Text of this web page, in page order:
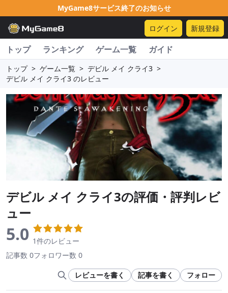
MyGame8サービス終了のお知らせ
ログイン 新規登録
トップ ランキング ゲーム一覧 ガイド
トップ > ゲーム一覧 > デビル メイ クライ3 >
デビル メイ クライ3 のレビュー
デビル メイ クライ3の評価・評判レビ
ュー
5.0 1件のレビュー
記事数 0フォロワー数 0
レビューを書く 記事を書く フォロー